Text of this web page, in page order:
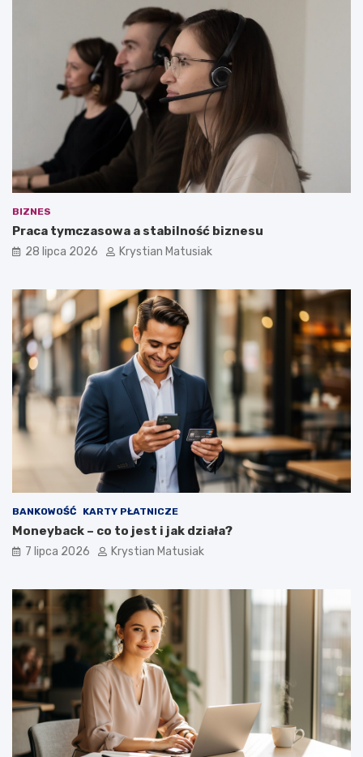
BIZNES
Praca tymczasowa a stabilność biznesu
28 lipca 2026 Krystian Matusiak
BANKOWOŚĆ KARTY PŁATNICZE
Moneyback – co to jest i jak działa?
7 lipca 2026 Krystian Matusiak